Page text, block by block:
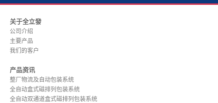
关于全立發
公司介绍
主要产品
我们的客户
产品资讯
整厂物流及自动包装系统
全自动盒式磁排列包装系统
全自动双通道盒式磁排列包装系统